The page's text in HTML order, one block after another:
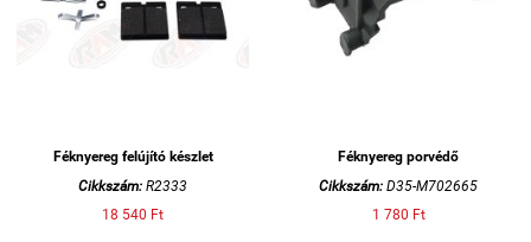
Féknyereg felújító készlet
Cikkszám: R2333
18 540 Ft
Féknyereg porvédő
Cikkszám: D35-M702665
1 780 Ft